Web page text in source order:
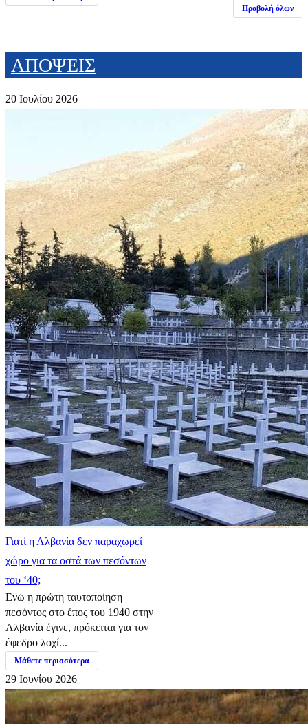
Προβολή όλων
ΑΠΟΨΕΙΣ
20 Ιουλίου 2026
Γιατί η Αλβανία δεν παραχωρεί
χώρο για τα οστά των πεσόντων
του ‘40;
Ενώ η πρώτη ταυτοποίηση
πεσόντος στο έπος του 1940 στην
Αλβανία έγινε, πρόκειται για τον
έφεδρο λοχί...
Μάθετε περισσότερα
29 Ιουνίου 2026